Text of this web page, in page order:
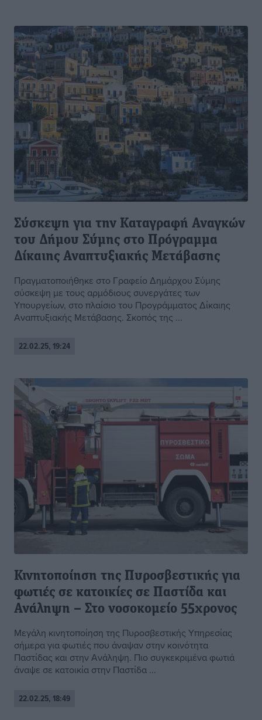
Σύσκεψη για την Καταγραφή Αναγκών
του Δήμου Σύμης στο Πρόγραμμα
Δίκαιης Αναπτυξιακής Μετάβασης
Πραγματοποιήθηκε στο Γραφείο Δημάρχου Σύμης
σύσκεψη με τους αρμόδιους συνεργάτες των
Υπουργείων, στο πλαίσιο του Προγράμματος Δίκαιης
Αναπτυξιακής Μετάβασης. Σκοπός της ...
22.02.25, 19:24
Κινητοποίηση της Πυροσβεστικής για
φωτιές σε κατοικίες σε Παστίδα και
Ανάληψη – Στο νοσοκομείο 55χρονος
Μεγάλη κινητοποίηση της Πυροσβεστικής Υπηρεσίας
σήμερα για φωτιές που άναψαν στην κοινότητα
Παστίδας και στην Ανάληψη. Πιο συγκεκριμένα φωτιά
άναψε σε κατοικία στην Παστίδα ...
22.02.25, 18:49